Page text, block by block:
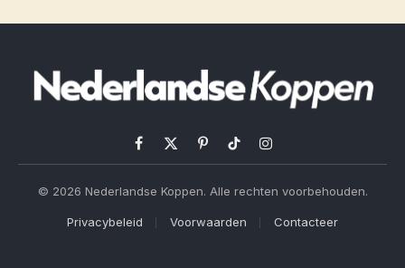
Facebook
X
PinterestTikTokInstagram
© 2026 Nederlandse Koppen. Alle rechten voorbehouden.
Privacybeleid Voorwaarden Contacteer